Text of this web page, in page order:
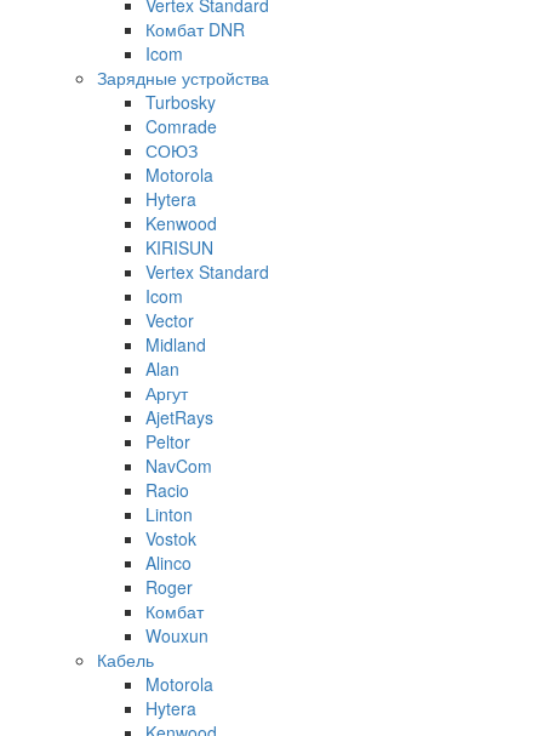
Комбат DNR
Icom
Зарядные устройства
Turbosky
Comrade
СОЮЗ
Motorola
Hytera
Kenwood
KIRISUN
Vertex Standard
Icom
Vector
Midland
Alan
Аргут
AjetRays
Peltor
NavCom
Racio
Linton
Vostok
Alinco
Roger
Комбат
Wouxun
Кабель
Motorola
Hytera